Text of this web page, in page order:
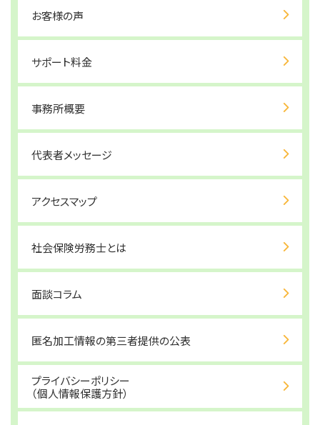
お客様の声
サポート料金
事務所概要
代表者メッセージ
アクセスマップ
社会保険労務士とは
面談コラム
匿名加工情報の第三者提供の公表
プライバシーポリシー
（個人情報保護方針）